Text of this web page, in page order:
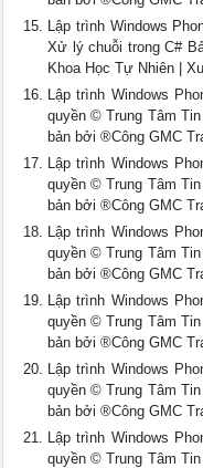
Lập trình Windows
Xử lý chuỗi trong C#
Khoa Học Tự Nhiên |
Lập trình Windows
quyền © Trung Tâm
bản bởi ®Công GMC
Lập trình Windows
quyền © Trung Tâm
bản bởi ®Công GMC
Lập trình Windows
quyền © Trung Tâm
bản bởi ®Công GMC
Lập trình Windows
quyền © Trung Tâm
bản bởi ®Công GMC
Lập trình Windows
quyền © Trung Tâm
bản bởi ®Công GMC
Lập trình Windows
quyền © Trung Tâm